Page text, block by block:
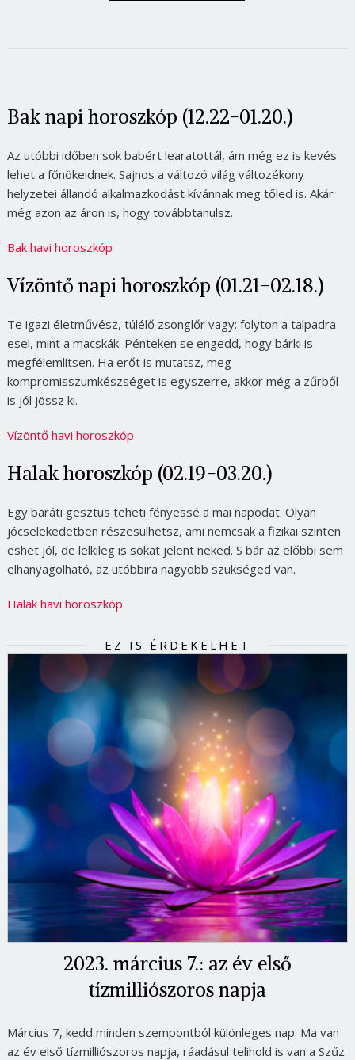
Bak napi horoszkóp (12.22-01.20.)
Az utóbbi időben sok babért learatottál, ám még ez is kevés
lehet a főnökeidnek. Sajnos a változó világ változékony
helyzetei állandó alkalmazkodást kívánnak meg tőled is. Akár
még azon az áron is, hogy továbbtanulsz.
Bak havi horoszkóp
Vízöntő napi horoszkóp (01.21-02.18.)
Te igazi életművész, túlélő zsonglőr vagy: folyton a talpadra
esel, mint a macskák. Pénteken se engedd, hogy bárki is
megfélemlítsen. Ha erőt is mutatsz, meg
kompromisszumkészséget is egyszerre, akkor még a zűrből
is jól jössz ki.
Vízöntő havi horoszkóp
Halak horoszkóp (02.19-03.20.)
Egy baráti gesztus teheti fényessé a mai napodat. Olyan
jócselekedetben részesülhetsz, ami nemcsak a fizikai szinten
eshet jól, de lelkileg is sokat jelent neked. S bár az előbbi sem
elhanyagolható, az utóbbira nagyobb szükséged van.
Halak havi horoszkóp
EZ IS ÉRDEKELHET
2023. március 7.: az év első
tízmilliószoros napja
Március 7, kedd minden szempontból különleges nap. Ma van
az év első tízmilliószoros napja, ráadásul telihold is van a Szűz